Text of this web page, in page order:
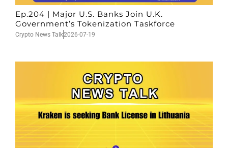
Ep.204 | Major U.S. Banks Join U.K.
Government’s Tokenization Taskforce
Crypto News Talk2026-07-19